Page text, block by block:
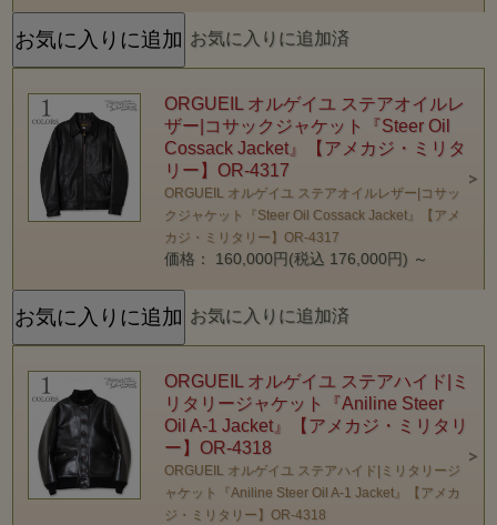
お気に入りに追加済
ORGUEIL オルゲイユ ステアオイルレ
ザー|コサックジャケット『Steer Oil
Cossack Jacket』【アメカジ・ミリタ
リー】OR-4317
ORGUEIL オルゲイユ ステアオイルレザー|コサッ
クジャケット『Steer Oil Cossack Jacket』【アメ
カジ・ミリタリー】OR-4317
価格： 160,000円(税込 176,000円) ～
お気に入りに追加済
ORGUEIL オルゲイユ ステアハイド|ミ
リタリージャケット『Aniline Steer
Oil A-1 Jacket』【アメカジ・ミリタリ
ー】OR-4318
ORGUEIL オルゲイユ ステアハイド|ミリタリージ
ャケット『Aniline Steer Oil A-1 Jacket』【アメカ
ジ・ミリタリー】OR-4318